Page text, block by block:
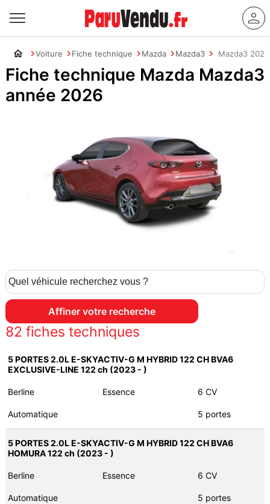
Voiture Fiche technique Mazda Mazda3 Mazda3 2026
Fiche technique Mazda Mazda3
année 2026
82 fiches techniques
5 PORTES 2.0L E-SKYACTIV-G M HYBRID 122 CH BVA6
EXCLUSIVE-LINE 122 ch (2023 - )
Berline Essence 6 CV
Automatique 5 portes
5 PORTES 2.0L E-SKYACTIV-G M HYBRID 122 CH BVA6
HOMURA 122 ch (2023 - )
Berline Essence 6 CV
Automatique 5 portes